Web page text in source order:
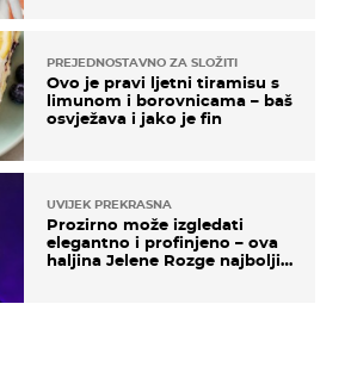
PREJEDNOSTAVNO ZA SLOŽITI
Ovo je pravi ljetni tiramisu s
limunom i borovnicama – baš
osvježava i jako je fin
UVIJEK PREKRASNA
Prozirno može izgledati
elegantno i profinjeno – ova
haljina Jelene Rozge najbolji